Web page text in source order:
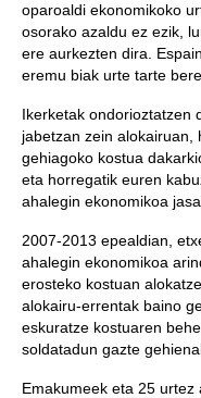
oparoaldi ekonomikoko
osorako azaldu ez ezik,
ere aurkezten dira.
eremu biak urte tarte
Ikerketak ondorioztatzen
jabetzan zein alokairuan,
gehiagoko kostua
eta horregatik euren
ahalegin ekonomikoa
2007-2013 epealdian,
ahalegin ekonomikoa
erosteko kostuan
alokairu-errentak baino
eskuratze kostuaren
soldatadun gazte
Emakumeek eta 25 urtez